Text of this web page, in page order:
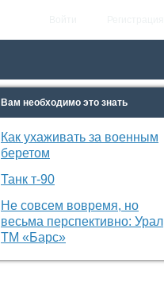
Вам необходимо это знать
Как ухаживать за военным
беретом
Танк т-90
Не совсем вовремя, но
весьма перспективно: Урал
ТМ «Барс»